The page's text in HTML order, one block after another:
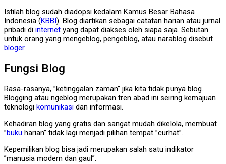
Istilah blog sudah diadopsi kedalam Kamus Besar Bahasa
Indonesia (KBBI). Blog diartikan sebagai catatan harian atau jurnal
pribadi di internet yang dapat diakses oleh siapa saja. Sebutan
untuk orang yang mengeblog, pengeblog, atau narablog disebut
bloger.
Fungsi Blog
Rasa-rasanya, ”ketinggalan zaman” jika kita tidak punya blog.
Blogging atau ngeblog merupakan tren abad ini seiring kemajuan
teknologi komunikasi dan informasi.
Kehadiran blog yang gratis dan sangat mudah dikelola, membuat
”buku harian” tidak lagi menjadi pilihan tempat ”curhat”.
Kepemilikan blog bisa jadi merupakan salah satu indikator
”manusia modern dan gaul”.